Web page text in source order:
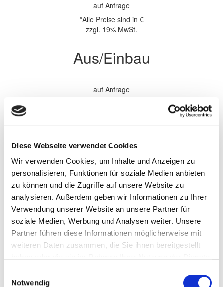
Diese Webseite verwendet Cookies
Wir verwenden Cookies, um Inhalte und Anzeigen zu
personalisieren, Funktionen für soziale Medien anbieten
zu können und die Zugriffe auf unsere Website zu
analysieren. Außerdem geben wir Informationen zu Ihrer
Verwendung unserer Website an unsere Partner für
soziale Medien, Werbung und Analysen weiter. Unsere
Partner führen diese Informationen möglicherweise mit
weiteren Daten zusammen, die Sie ihnen bereitgestellt
Notwendig
auf Anfrage
*Alle Preise sind in €
zzgl. 19% MwSt.
Aus/Einbau
auf Anfrage
Komplette Überholung aller Softparts (Verschleißteile) im
Getriebe. Elektronische Komponenten, sowie Antriebsteile werden
bei Bedarf gewechselt und nach Absprache separat berechnet.
Wandler werden nach Bedarf zu den aufgeführten Preisen
überholt.
Persönliche Informationen
Vorname
Name
Firma/Unternehmen